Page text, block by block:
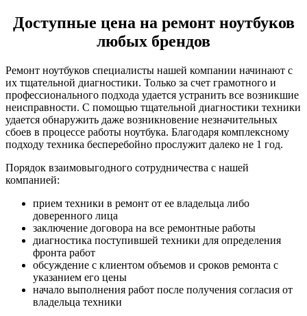
Доступные цена на ремонт ноутбуков
любых брендов
Ремонт ноутбуков специалисты нашей компании начинают с
их тщательной диагностики. Только за счет грамотного и
профессионального подхода удается устранить все возникшие
неисправности. С помощью тщательной диагностики техники
удается обнаружить даже возникновение незначительных
сбоев в процессе работы ноутбука. Благодаря комплексному
подходу техника бесперебойно прослужит далеко не 1 год.
Порядок взаимовыгодного сотрудничества с нашей
компанией:
прием техники в ремонт от ее владельца либо
доверенного лица
заключение договора на все ремонтные работы
диагностика поступившей техники для определения
фронта работ
обсуждение с клиентом объемов и сроков ремонта с
указанием его цены
начало выполнения работ после получения согласия от
владельца техники